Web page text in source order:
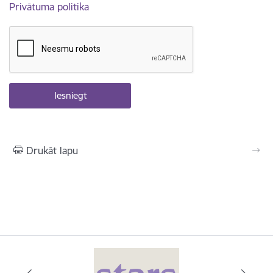
Privātuma politika
Drukāt lapu